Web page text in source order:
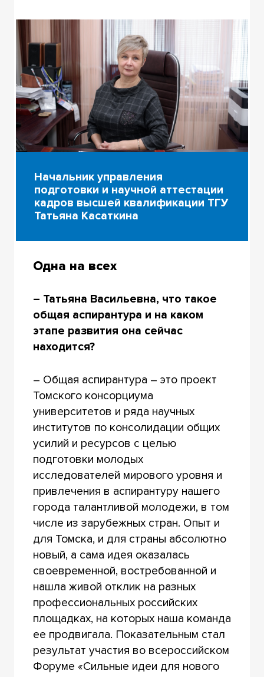
Начальник управления
подготовки и научной аттестации
кадров высшей квалификации ТГУ
Татьяна Касаткина
Одна на всех
– Татьяна Васильевна, что такое
общая аспирантура и на каком
этапе развития она сейчас
находится?
– Общая аспирантура – это проект
Томского консорциума
университетов и ряда научных
институтов по консолидации общих
усилий и ресурсов с целью
подготовки молодых
исследователей мирового уровня и
привлечения в аспирантуру нашего
города талантливой молодежи, в том
числе из зарубежных стран. Опыт и
для Томска, и для страны абсолютно
новый, а сама идея оказалась
своевременной, востребованной и
нашла живой отклик на разных
профессиональных российских
площадках, на которых наша команда
ее продвигала. Показательным стал
результат участия во всероссийском
Форуме «Сильные идеи для нового